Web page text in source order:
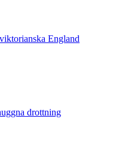
England
drottning